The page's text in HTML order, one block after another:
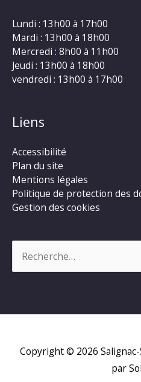
Lundi : 13h00 à 17h00
Mardi : 13h00 à 18h00
Mercredi : 8h00 à 11h00
Jeudi : 13h00 à 18h00
vendredi : 13h00 à 17h00
Liens
Accessibilité
Plan du site
Mentions légales
Politique de protection des
Gestion des cookies
Copyright © 2026
par